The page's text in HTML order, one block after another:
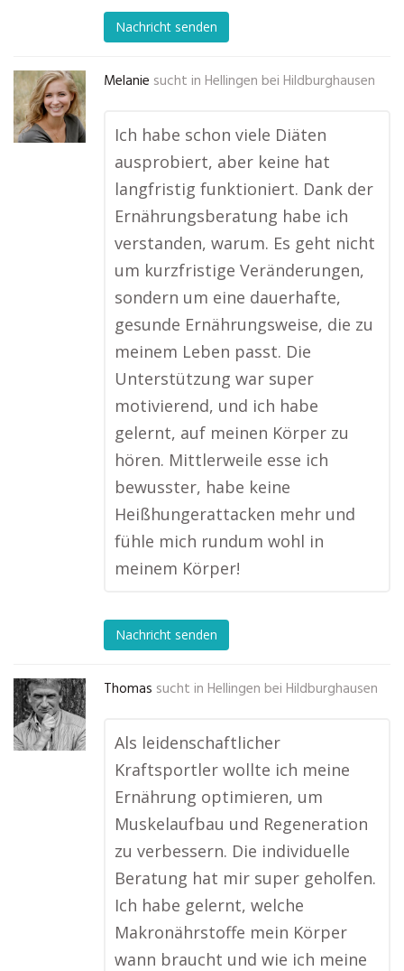
Nachricht senden
Melanie sucht in Hellingen bei Hildburghausen
Ich habe schon viele Diäten
ausprobiert, aber keine hat
langfristig funktioniert. Dank der
Ernährungsberatung habe ich
verstanden, warum. Es geht nicht
um kurzfristige Veränderungen,
sondern um eine dauerhafte,
gesunde Ernährungsweise, die zu
meinem Leben passt. Die
Unterstützung war super
motivierend, und ich habe
gelernt, auf meinen Körper zu
hören. Mittlerweile esse ich
bewusster, habe keine
Heißhungerattacken mehr und
fühle mich rundum wohl in
meinem Körper!
Nachricht senden
Thomas sucht in Hellingen bei Hildburghausen
Als leidenschaftlicher
Kraftsportler wollte ich meine
Ernährung optimieren, um
Muskelaufbau und Regeneration
zu verbessern. Die individuelle
Beratung hat mir super geholfen.
Ich habe gelernt, welche
Makronährstoffe mein Körper
wann braucht und wie ich meine